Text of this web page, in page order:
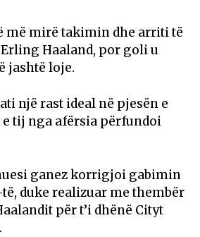
më mirë takimin dhe arriti të
Erling Haaland, por goli u
jashtë loje.
një rast ideal në pjesën e
tij nga afërsia përfundoi
ganez korrigjoi gabimin
duke realizuar me thembër
për t’i dhënë Cityt